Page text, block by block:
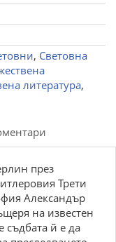
, Световна
литература,
през
Трети
Александър
на известен
съдбата й е да